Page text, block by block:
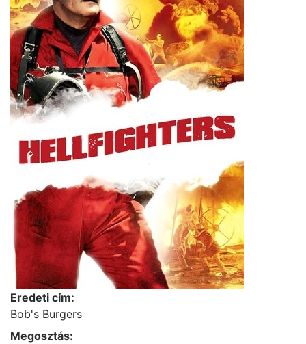
Eredeti cím:
Bob's Burgers
Megosztás: